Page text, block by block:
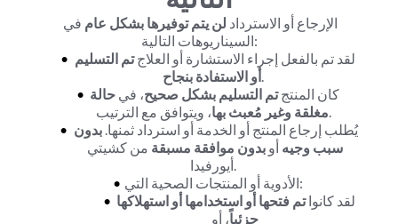
الإرجاع أو الاسترداد لن يتم توفيرها بشكل عام
السيناريوهات التالية:
لقد تم بالفعل إجراء الاستشارة أو العلاج
أو الاستفادة بنجاح.
كان المنتج تم التسليم بشكل صحيح، في
مغلقة وغير مُعبث بها، ويتوافق مع الترتيب.
يُطلب إرجاع المنتج أو الخدمة أو استرداد ثمنها.
سبب وجيه أو بدون موافقة مسبقة
أيورفيدا.
الأدوية أو المنتجات الصحية التي:
لقد كانوا
جزئياً، أو